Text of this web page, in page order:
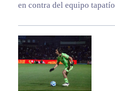
en contra del equipo tapatío